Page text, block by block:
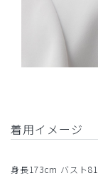
着用イメージ
身長173cm バスト